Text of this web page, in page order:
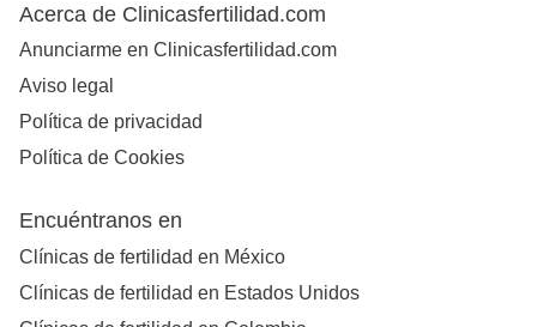
Acerca de Clinicasfertilidad.com
Anunciarme en Clinicasfertilidad.com
Aviso legal
Política de privacidad
Política de Cookies
Encuéntranos en
Clínicas de fertilidad en México
Clínicas de fertilidad en Estados Unidos